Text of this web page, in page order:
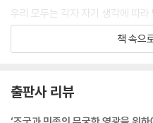
참고문헌
우리 모두는 각자 자기 생각에 따
다만 어떤 선택을 하든, 우리는 먼
웅과 악마 사이에 놓인 하나의 복
정희라는 산을 넘지 않고서는 우리
했다. 박정희를 따라가면 무엇이 있
책 속으
출판사 리뷰